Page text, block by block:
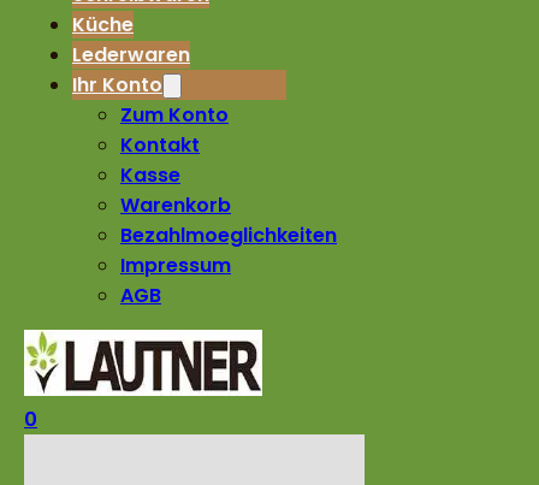
Küche
Lederwaren
Ihr Konto
Zum Konto
Kontakt
Kasse
Warenkorb
Bezahlmoeglichkeiten
Impressum
AGB
0